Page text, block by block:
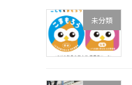
未分類